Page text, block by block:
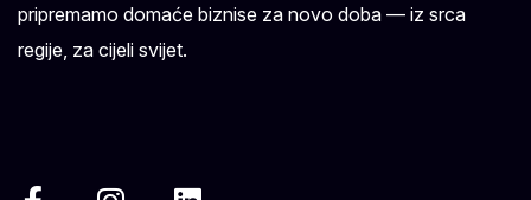
pripremamo domaće biznise za novo doba — iz srca
regije, za cijeli svijet.